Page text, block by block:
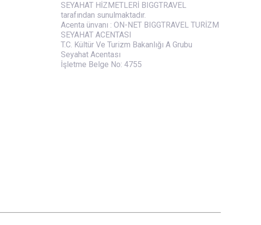
SEYAHAT HİZMETLERİ BIGGTRAVEL
tarafından sunulmaktadır.
Acenta ünvanı : ON-NET BIGGTRAVEL TURİZM
SEYAHAT ACENTASI
T.C. Kültür Ve Turizm Bakanlığı A Grubu
Seyahat Acentası
İşletme Belge No: 4755